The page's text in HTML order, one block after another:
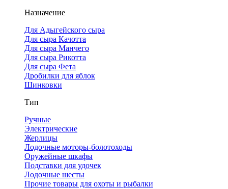
Назначение
Для Адыгейского сыра
Для сыра Качотта
Для сыра Манчего
Для сыра Рикотта
Для сыра Фета
Дробилки для яблок
Шинковки
Тип
Ручные
Электрические
Жерлицы
Лодочные моторы-болотоходы
Оружейные шкафы
Подставки для удочек
Лодочные шесты
Прочие товары для охоты и рыбалки